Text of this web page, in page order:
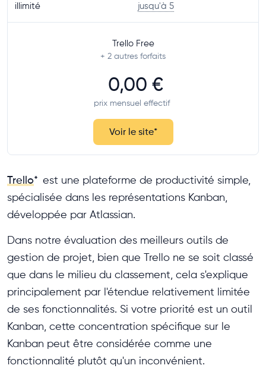
illimité jusqu'à 5
Trello Free
+ 2 autres forfaits
0,00 €
prix mensuel effectif
Voir le site*
Trello* est une plateforme de productivité simple,
spécialisée dans les représentations Kanban,
développée par Atlassian.
Dans notre évaluation des meilleurs outils de
gestion de projet, bien que Trello ne se soit classé
que dans le milieu du classement, cela s'explique
principalement par l'étendue relativement limitée
de ses fonctionnalités. Si votre priorité est un outil
Kanban, cette concentration spécifique sur le
Kanban peut être considérée comme une
fonctionnalité plutôt qu'un inconvénient.